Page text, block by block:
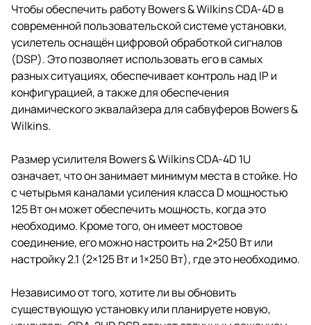
Чтобы обеспечить работу Bowers & Wilkins CDA-4D в
современной пользовательской системе установки,
усилетель оснащён цифровой обработкой сигналов
(DSP). Это позволяет использовать его в самых
разных ситуациях, обеспечивает контроль над IP и
конфигурацией, а также для обеспечения
динамического эквалайзера для сабвуферов Bowers &
Wilkins.
Размер усилителя Bowers & Wilkins CDA-4D 1U
означает, что он занимает минимум места в стойке. Но
с четырьмя каналами усиления класса D мощностью
125 Вт он может обеспечить мощность, когда это
необходимо. Кроме того, он имеет мостовое
соединение, его можно настроить на 2×250 Вт или
настройку 2.1 (2×125 Вт и 1×250 Вт), где это необходимо.
Независимо от того, хотите ли вы обновить
существующую установку или планируете новую,